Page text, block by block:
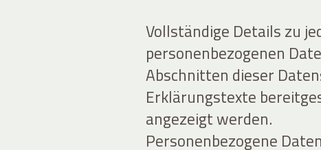
Vollständige Details zu
personenbezogenen
Abschnitten dieser
Erklärungstexte
angezeigt werden.
Personenbezogene